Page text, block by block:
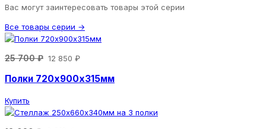
Вас могут заинтересовать товары этой серии
Все товары серии →
25 700 ₽ 12 850 ₽
Полки 720х900х315мм
Купить